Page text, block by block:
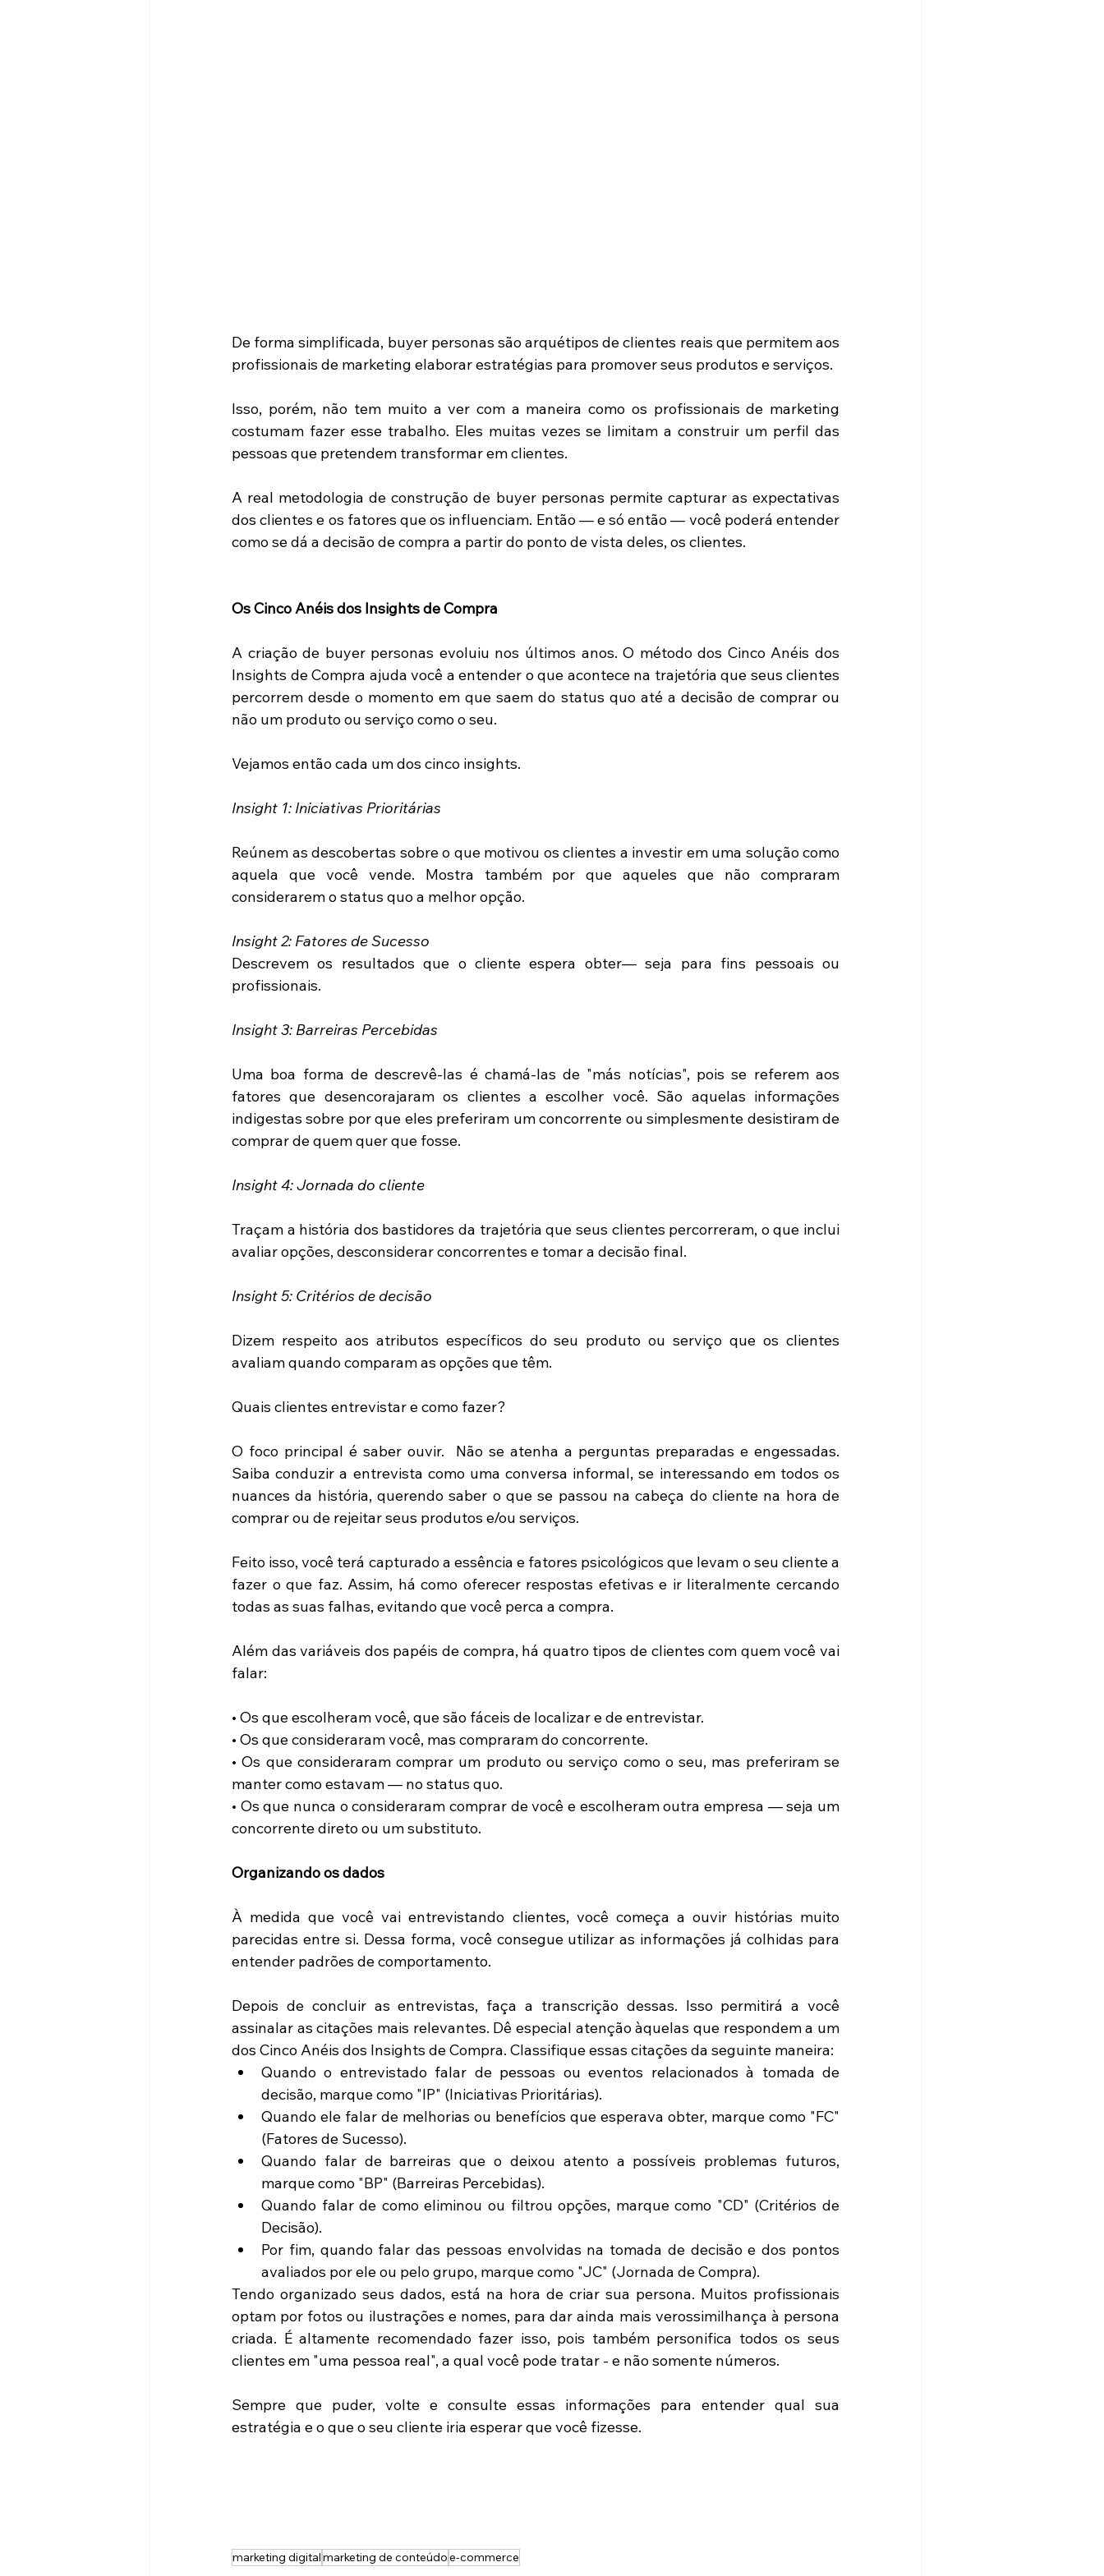
De forma simplificada, buyer personas são arquétipos de clientes reais que permitem aos
profissionais de marketing elaborar estratégias para promover seus produtos e serviços.
Isso, porém, não tem muito a ver com a maneira como os profissionais de marketing
costumam fazer esse trabalho. Eles muitas vezes se limitam a construir um perfil das
pessoas que pretendem transformar em clientes.
A real metodologia de construção de buyer personas permite capturar as expectativas
dos clientes e os fatores que os influenciam. Então — e só então — você poderá entender
como se dá a decisão de compra a partir do ponto de vista deles, os clientes.
Os Cinco Anéis dos Insights de Compra
A criação de buyer personas evoluiu nos últimos anos. O método dos Cinco Anéis dos
Insights de Compra ajuda você a entender o que acontece na trajetória que seus clientes
percorrem desde o momento em que saem do status quo até a decisão de comprar ou
não um produto ou serviço como o seu.
Vejamos então cada um dos cinco insights.
Insight 1: Iniciativas Prioritárias
Reúnem as descobertas sobre o que motivou os clientes a investir em uma solução como
aquela que você vende. Mostra também por que aqueles que não compraram
considerarem o status quo a melhor opção.
Insight 2: Fatores de Sucesso
Descrevem os resultados que o cliente espera obter— seja para fins pessoais ou
profissionais.
Insight 3: Barreiras Percebidas
Uma boa forma de descrevê-las é chamá-las de "más notícias", pois se referem aos
fatores que desencorajaram os clientes a escolher você. São aquelas informações
indigestas sobre por que eles preferiram um concorrente ou simplesmente desistiram de
comprar de quem quer que fosse.
Insight 4: Jornada do cliente
Traçam a história dos bastidores da trajetória que seus clientes percorreram, o que inclui
avaliar opções, desconsiderar concorrentes e tomar a decisão final.
Insight 5: Critérios de decisão
Dizem respeito aos atributos específicos do seu produto ou serviço que os clientes
avaliam quando comparam as opções que têm.
Quais clientes entrevistar e como fazer?
O foco principal é saber ouvir.  Não se atenha a perguntas preparadas e engessadas.
Saiba conduzir a entrevista como uma conversa informal, se interessando em todos os
nuances da história, querendo saber o que se passou na cabeça do cliente na hora de
comprar ou de rejeitar seus produtos e/ou serviços.
Feito isso, você terá capturado a essência e fatores psicológicos que levam o seu cliente a
fazer o que faz. Assim, há como oferecer respostas efetivas e ir literalmente cercando
todas as suas falhas, evitando que você perca a compra.
Além das variáveis dos papéis de compra, há quatro tipos de clientes com quem você vai
falar:
• Os que escolheram você, que são fáceis de localizar e de entrevistar.
• Os que consideraram você, mas compraram do concorrente.
• Os que consideraram comprar um produto ou serviço como o seu, mas preferiram se
manter como estavam — no status quo.
• Os que nunca o consideraram comprar de você e escolheram outra empresa — seja um
concorrente direto ou um substituto.
Organizando os dados
À medida que você vai entrevistando clientes, você começa a ouvir histórias muito
parecidas entre si. Dessa forma, você consegue utilizar as informações já colhidas para
entender padrões de comportamento.
Depois de concluir as entrevistas, faça a transcrição dessas. Isso permitirá a você
assinalar as citações mais relevantes. Dê especial atenção àquelas que respondem a um
dos Cinco Anéis dos Insights de Compra. Classifique essas citações da seguinte maneira:
Quando o entrevistado falar de pessoas ou eventos relacionados à tomada de
decisão, marque como "IP" (Iniciativas Prioritárias).
Quando ele falar de melhorias ou benefícios que esperava obter, marque como "FC"
(Fatores de Sucesso).
Quando falar de barreiras que o deixou atento a possíveis problemas futuros,
marque como "BP" (Barreiras Percebidas).
Quando falar de como eliminou ou filtrou opções, marque como "CD" (Critérios de
Decisão).
Por fim, quando falar das pessoas envolvidas na tomada de decisão e dos pontos
avaliados por ele ou pelo grupo, marque como "JC" (Jornada de Compra).
Tendo organizado seus dados, está na hora de criar sua persona. Muitos profissionais
optam por fotos ou ilustrações e nomes, para dar ainda mais verossimilhança à persona
criada. É altamente recomendado fazer isso, pois também personifica todos os seus
clientes em "uma pessoa real", a qual você pode tratar - e não somente números.
Sempre que puder, volte e consulte essas informações para entender qual sua
estratégia e o que o seu cliente iria esperar que você fizesse.
marketing digitalmarketing de conteúdoe-commerce